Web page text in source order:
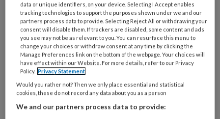
In
REGISTREREN
Wil je dit artikel lezen?
Maak gratis een account aan en lees 2
artikelen gratis per maand
data or unique identifiers, on your device. Selecting I Accept enables
tracking technologies to support the purposes shown under we and our
partners process data to provide. Selecting Reject All or withdrawing your
consent will disable them. If trackers are disabled, some content and ads
you see may not be as relevant to you. You can resurface this menu to
change your choices or withdraw consent at any time by clicking the
Manage Preferences link on the bottom of the webpage. Your choices will
have effect within our Website. For more details, refer to our Privacy
Policy. Privacy Statement
Would you rather not? Then we only place essential and statistical
cookies, these do not record any data about you as a person
We and our partners process data to provide: